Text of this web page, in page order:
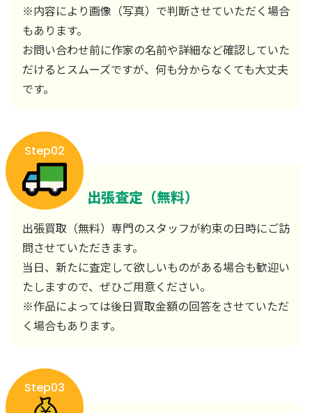
※内容により画像（写真）で判断させていただく場合
もあります。
お問い合わせ前に作家の名前や詳細など確認していた
だけるとスムーズですが、何も分からなくても大丈夫
です。
Step02
出張査定（無料）
出張買取（無料）専門のスタッフが約束の日時にご訪
問させていただきます。
当日、新たに査定して欲しいものがある場合も歓迎い
たしますので、ぜひご用意ください。
※作品によっては後日買取金額の回答をさせていただ
く場合もあります。
Step03